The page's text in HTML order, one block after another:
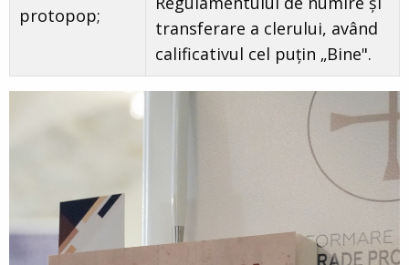
protopop;
transferare a clerului, având
calificativul cel puțin „Bine".